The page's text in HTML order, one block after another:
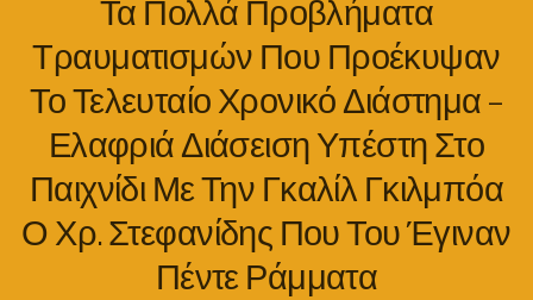
Τραυματισμών Που Προέκυψαν
Το Τελευταίο Χρονικό Διάστημα –
Ελαφριά Διάσειση Υπέστη Στο
Παιχνίδι Με Την Γκαλίλ Γκιλμπόα
Ο Χρ. Στεφανίδης Που Του Έγιναν
Πέντε Ράμματα